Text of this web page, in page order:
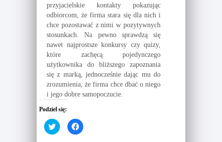
przyjacielskie kontakty pokazując
odbiorcom, że firma stara się dla nich i
chce pozostawać z nimi w pozytywnych
stosunkach. Na pewno sprawdzą się
nawet najprostsze konkursy czy quizy,
które zachęcą pojedynczego
użytkownika do bliższego zapoznania
się z marką, jednocześnie dając mu do
zrozumienia, że firma chce dbać o niego
i jego dobre samopoczucie.
Podziel się:
C
l
C
l